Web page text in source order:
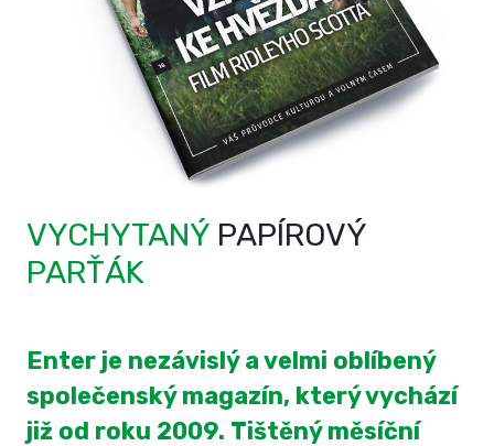
VYCHYTANÝ PAPÍROVÝ
PARŤÁK
Enter je nezávislý a velmi oblíbený
společenský magazín, který vychází
již od roku 2009. Tištěný měsíční